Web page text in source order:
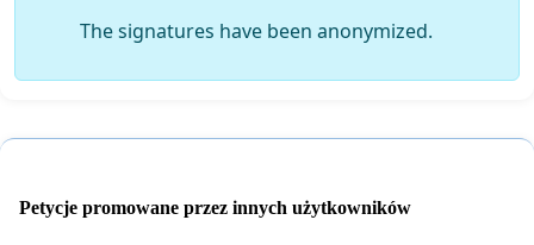
The signatures have been anonymized.
Petycje promowane przez innych użytkowników